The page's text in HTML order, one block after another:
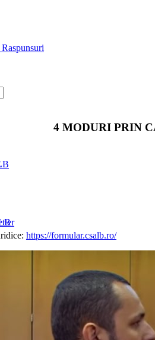
4 MODURI PRIN
https://formular.csalb.ro/